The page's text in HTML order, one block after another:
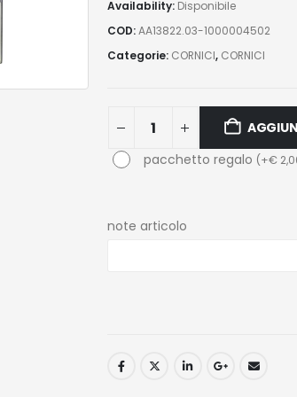
Availability: Disponibile
COD:AA13822.03-1000004502
Categorie: CORNICI, CORNICI
pacchetto regalo (+€
note articolo